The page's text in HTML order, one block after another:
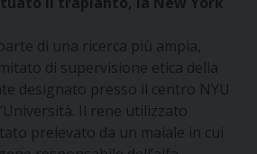
di una ricerca più ampia,
di supervisione etica della
designato presso il centro NYU
Il rene utilizzato
prelevato da un maiale in cui